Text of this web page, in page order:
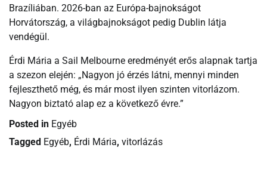
Brazíliában. 2026-ban az Európa-bajnokságot
Horvátország, a világbajnokságot pedig Dublin látja
vendégül.
Érdi Mária a Sail Melbourne eredményét erős alapnak tartja
a szezon elején: „Nagyon jó érzés látni, mennyi minden
fejleszthető még, és már most ilyen szinten vitorlázom.
Nagyon biztató alap ez a következő évre.”
Posted in Egyéb
Tagged Egyéb, Érdi Mária, vitorlázás